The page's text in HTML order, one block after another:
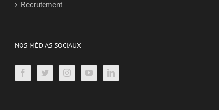
Recrutement
NOS MÉDIAS SOCIAUX